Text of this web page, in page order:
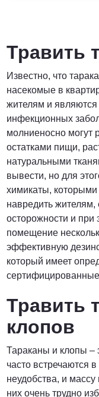
Травить
Известно, что
насекомые в
жителям и
инфекционных
молниеносно могут
остатками пищи,
натуральными
вывести, но для
химикаты, которыми
навредить жителям,
осторожности и при
помещение
эффективную
который имеет
Травить
клопов
Тараканы и клопы –
часто встречаются
неудобства, и
них очень трудно